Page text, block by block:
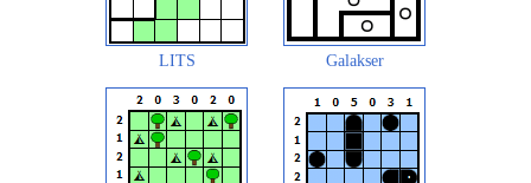
LITS Galakser